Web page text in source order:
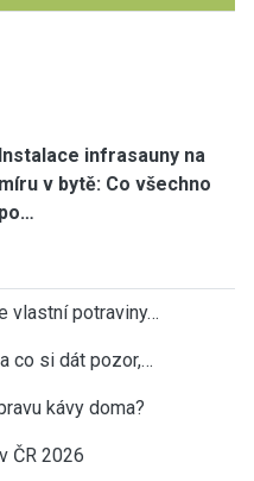
Instalace infrasauny na
míru v bytě: Co všechno
po…
vlastní potraviny…
co si dát pozor,…
kávy doma?
ČR 2026